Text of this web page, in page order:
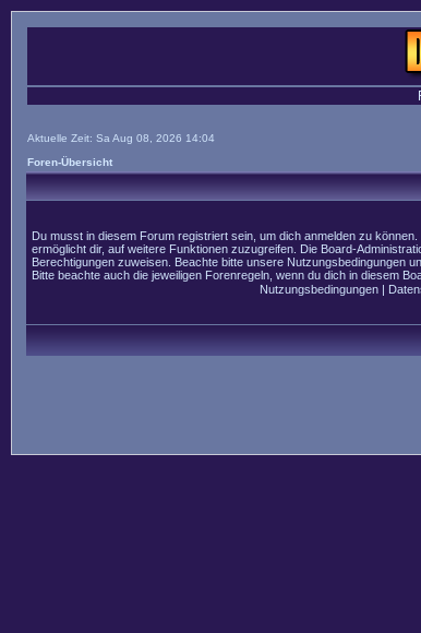
Aktuelle Zeit: Sa Aug 08, 2026 14:04
Foren-Übersicht
Du musst in diesem Forum registriert sein, um dich anmelden zu
ermöglicht dir, auf weitere Funktionen zuzugreifen. Die Board-
Berechtigungen zuweisen. Beachte bitte unsere Nutzungsbedingungen
Bitte beachte auch die jeweiligen Forenregeln, wenn du dich in diesem
Nutzungsbedingungen |